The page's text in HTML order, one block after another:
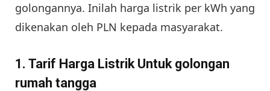
golongannya. Inilah harga listrik per kWh yang
dikenakan oleh PLN kepada masyarakat.
1. Tarif Harga Listrik Untuk golongan
rumah tangga